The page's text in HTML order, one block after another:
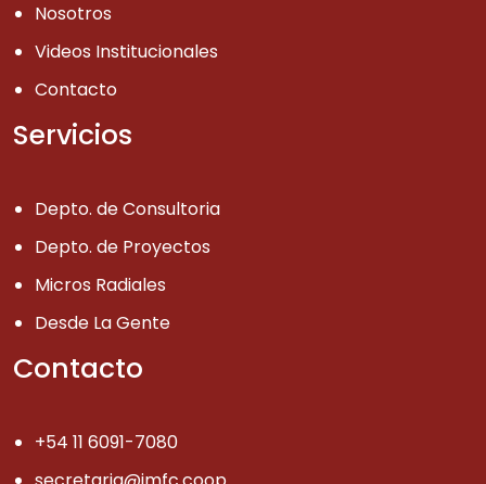
Nosotros
Videos Institucionales
Contacto
Servicios
Depto. de Consultoria
Depto. de Proyectos
Micros Radiales
Desde La Gente
Contacto
+54 11 6091-7080